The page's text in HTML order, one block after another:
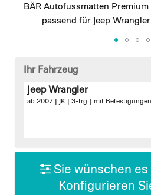
BÄR Autofussmatten
passend für Jeep
beginning
gallery
Ihr Fahrzeug
Jeep Wrangler
ab 2007 | JK | 3-trg. | mit Befestigungen
Sie wünschen es
Konfigurieren